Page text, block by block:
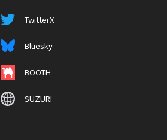
TwitterX
Bluesky
BOOTH
SUZURI